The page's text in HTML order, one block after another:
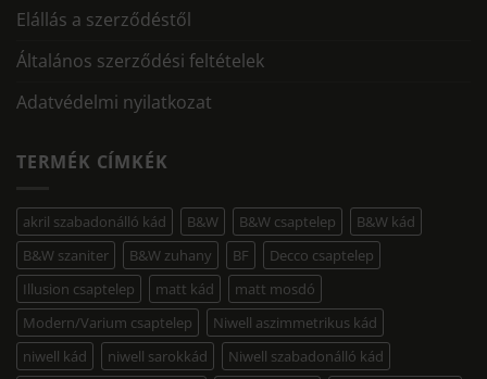
Elállás a szerződéstől
Általános szerződési feltételek
Adatvédelmi nyilatkozat
TERMÉK CÍMKÉK
akril szabadonálló kád B&W B&W csaptelep
B&W kád
B&W szaniter
B&W zuhany BF
Decco csaptelep
Illusion csaptelep
matt kád
matt mosdó
Modern/Varium csaptelep
Niwell aszimmetrikus kád
niwell kád
niwell sarokkád
Niwell szabadonálló kád